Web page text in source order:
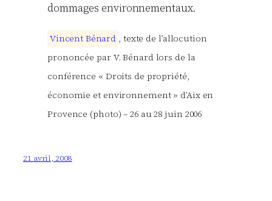
dommages environnementaux.
Vincent Bénard , texte de l’allocution
prononcée par V. Bénard lors de la
conférence « Droits de propriété,
économie et environnement » d’Aix en
Provence (photo) – 26 au 28 juin 2006
21 avril, 2008